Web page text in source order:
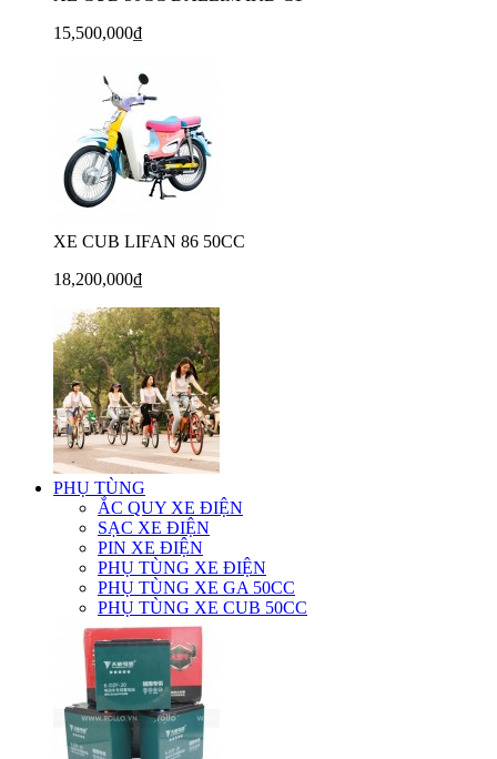
15,500,000₫
XE CUB LIFAN 86 50CC
18,200,000₫
PHỤ TÙNG
ẮC QUY XE ĐIỆN
SẠC XE ĐIỆN
PIN XE ĐIỆN
PHỤ TÙNG XE ĐIỆN
PHỤ TÙNG XE GA 50CC
PHỤ TÙNG XE CUB 50CC